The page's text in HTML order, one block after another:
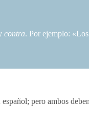
contra. Por ejemplo:
pero ambos